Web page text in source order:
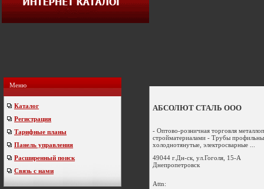
Меню
Каталог
Регистрация
Тарифные планы
Панель управления
Расширенный поиск
Связь с нами
АБСОЛЮТ СТАЛЬ ООО
- Оптово-розничная торговля
стройматериалами - Трубы
холоднотянутые, электросварные ...
49044 г.Дн-ск, ул.Гоголя, 15-А
Днепропетровск
Attn: